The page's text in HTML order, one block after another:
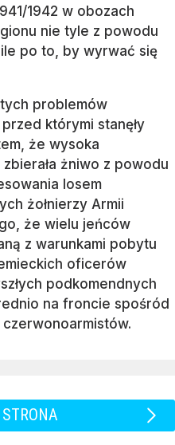
1942 w obozach
nie tyle z powodu
po to, by wyrwać się
problemów
którymi stanęły
że wysoka
żniwo z powodu
losem
żołnierzy Armii
że wielu jeńców
z warunkami pobytu
oficerów
podkomendnych
na froncie spośród